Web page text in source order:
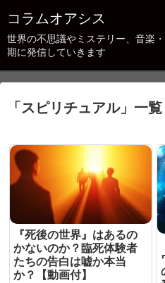
コラムオアシス
世界の不思議やミステリー、音楽
期に発信していきます
「 スピリチュアル」 一覧
『死後の世界』はあるの
かないのか？臨死体験者
たちの告白は嘘か本当
か？【動画付】